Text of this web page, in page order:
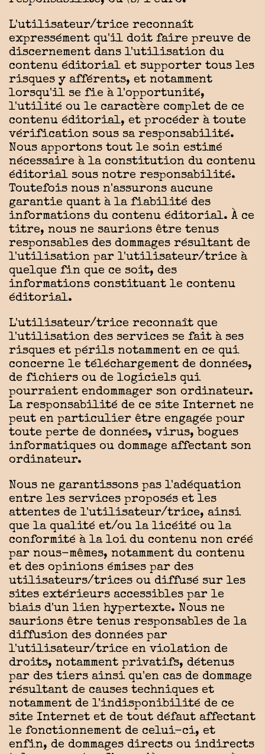
L'utilisateur/trice reconnaît
expressément qu'il doit faire preuve de
discernement dans l'utilisation du
contenu éditorial et supporter tous les
risques y afférents, et notamment
lorsqu'il se fie à l'opportunité,
l'utilité ou le caractère complet de ce
contenu éditorial, et procéder à toute
vérification sous sa responsabilité.
Nous apportons tout le soin estimé
nécessaire à la constitution du contenu
éditorial sous notre responsabilité.
Toutefois nous n'assurons aucune
garantie quant à la fiabilité des
informations du contenu éditorial. À ce
titre, nous ne saurions être tenus
responsables des dommages résultant de
l'utilisation par l'utilisateur/trice à
quelque fin que ce soit, des
informations constituant le contenu
éditorial.
L'utilisateur/trice reconnaît que
l'utilisation des services se fait à ses
risques et périls notamment en ce qui
concerne le téléchargement de données,
de fichiers ou de logiciels qui
pourraient endommager son ordinateur.
La responsabilité de ce site Internet ne
peut en particulier être engagée pour
toute perte de données, virus, bogues
informatiques ou dommage affectant son
ordinateur.
Nous ne garantissons pas l'adéquation
entre les services proposés et les
attentes de l'utilisateur/trice, ainsi
que la qualité et/ou la licéité ou la
conformité à la loi du contenu non créé
par nous-mêmes, notamment du contenu
et des opinions émises par des
utilisateurs/trices ou diffusé sur les
sites extérieurs accessibles par le
biais d'un lien hypertexte. Nous ne
saurions être tenus responsables de la
diffusion des données par
l'utilisateur/trice en violation de
droits, notamment privatifs, détenus
par des tiers ainsi qu'en cas de dommage
résultant de causes techniques et
notamment de l'indisponibilité de ce
site Internet et de tout défaut affectant
le fonctionnement de celui-ci, et
enfin, de dommages directs ou indirects